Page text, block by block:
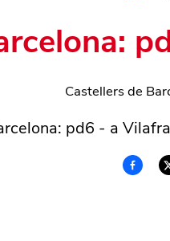
Castellers de
pd6 - a